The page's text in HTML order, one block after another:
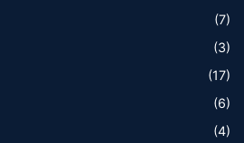
(7)
(3)
(17)
(6)
(4)